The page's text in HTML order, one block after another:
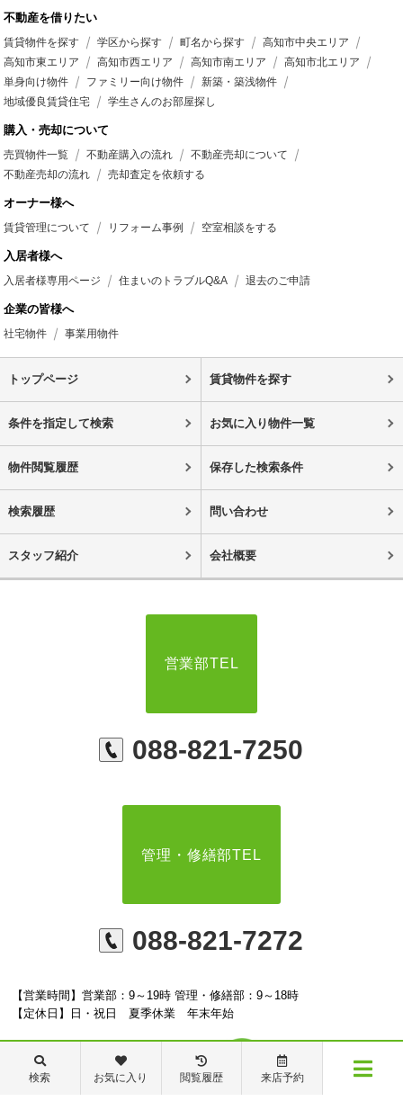
不動産を借りたい
賃貸物件を探す 学区から探す 町名から探す
高知市中央エリア
高知市東エリア
高知市西エリア 高知市南エリア
高知市北エリア
単身向け物件
ファミリー向け物件
新築・築浅物件
地域優良賃貸住宅
学生さんのお部屋探し
購入・売却について
売買物件一覧 不動産購入の流れ
不動産売却について
不動産売却の流れ
売却査定を依頼する
オーナー様へ
賃貸管理について リフォーム事例 空室相談をする
入居者様へ
入居者様専用ページ 住まいのトラブルQ&A 退去のご申請
企業の皆様へ
社宅物件 事業用物件
トップページ 賃貸物件を探す
条件を指定して検索 お気に入り物件一覧
物件閲覧履歴 保存した検索条件
検索履歴 問い合わせ
スタッフ紹介 会社概要
営業部TEL
088-821-7250
管理・修繕部TEL
088-821-7272
【営業時間】営業部：9～19時 管理・修繕部：9～18時
【定休日】日・祝日 夏季休業 年末年始
検索 お気に入り 閲覧履歴 来店予約